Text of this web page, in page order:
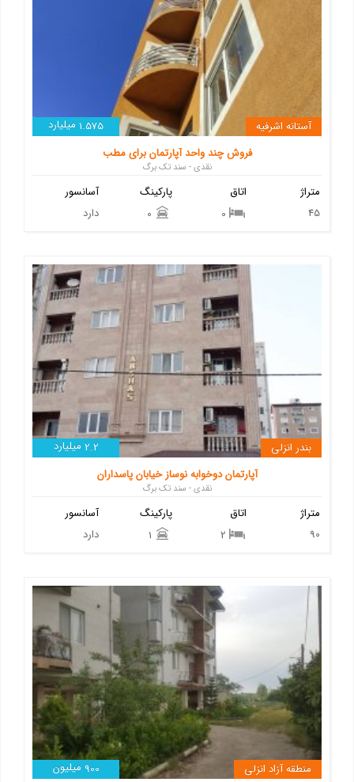
1.575 میلیارد
آستانه اشرفیه
فروش چند واحد آپارتمان برای مطب
نقدی - سند تک برگ
آسانسور
دارد
پارکینگ
اتاق
متراژ
45
2.2 میلیارد
بندر انزلی
آپارتمان دوخوابه نوساز خیابان پاسداران
نقدی - سند تک برگ
آسانسور
دارد
پارکینگ
اتاق
متراژ
90
900 میلیون
منطقه آزاد انزلی